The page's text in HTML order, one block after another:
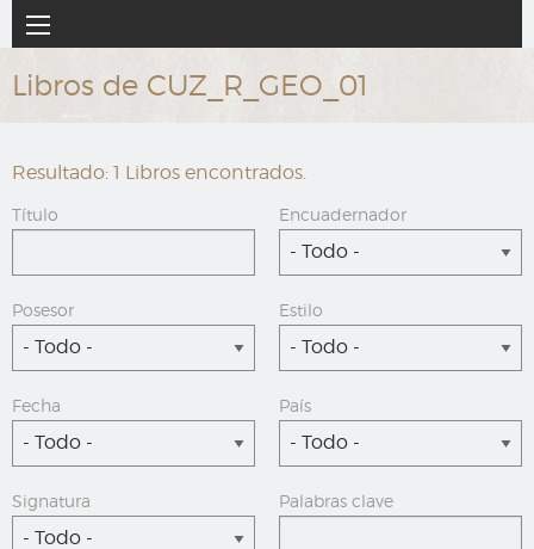
al
contenido
principal
Navegación
principal
Libros de CUZ_R_GEO_01
Resultado: 1 Libros encontrados.
Título Encuadernador
- Todo -
Posesor
- Todo -
Estilo
- Todo -
Fecha
- Todo -
País
- Todo -
Signatura
- Todo -
Palabras clave